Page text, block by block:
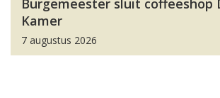
Burgemeester sluit coffeeshop
Kamer
7 augustus 2026